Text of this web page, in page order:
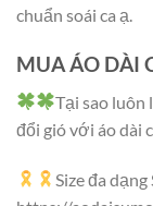
chuẩn soái ca ạ.
MUA ÁO DÀI
Tại sao luôn
đổi gió với áo dài
Size đa dạng